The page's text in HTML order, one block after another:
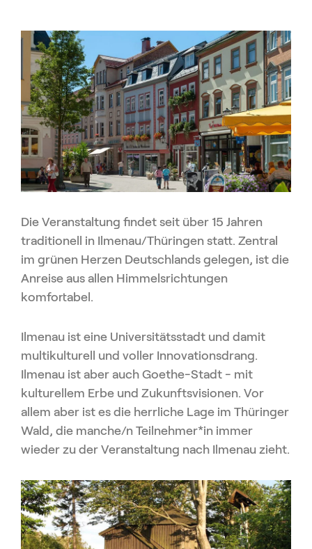
Die Veranstaltung findet seit über 15 Jahren
traditionell in Ilmenau/Thüringen statt. Zentral
im grünen Herzen Deutschlands gelegen, ist die
Anreise aus allen Himmelsrichtungen
komfortabel.
Ilmenau ist eine Universitätsstadt und damit
multikulturell und voller Innovationsdrang.
Ilmenau ist aber auch Goethe-Stadt - mit
kulturellem Erbe und Zukunftsvisionen. Vor
allem aber ist es die herrliche Lage im Thüringer
Wald, die manche/n Teilnehmer*in immer
wieder zu der Veranstaltung nach Ilmenau zieht.